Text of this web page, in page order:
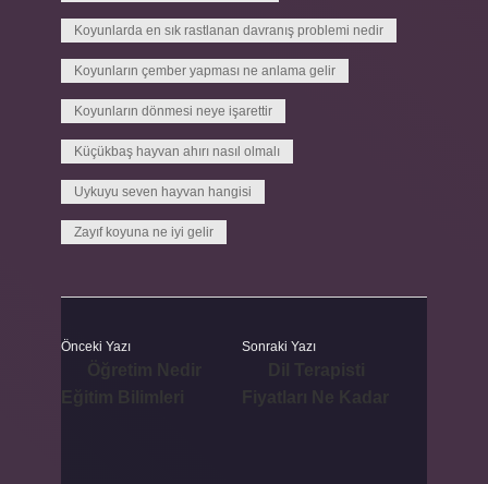
Koyunlarda en sık rastlanan davranış problemi nedir
Koyunların çember yapması ne anlama gelir
Koyunların dönmesi neye işarettir
Küçükbaş hayvan ahırı nasıl olmalı
Uykuyu seven hayvan hangisi
Zayıf koyuna ne iyi gelir
Önceki Yazı Sonraki Yazı